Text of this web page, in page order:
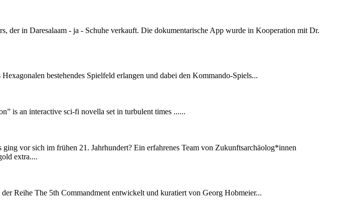
der in Daresalaam - ja - Schuhe verkauft. Die dokumentarische App wurde in Kooperation mit Dr.
bestehendes Spielfeld erlangen und dabei den Kommando-Spiels...
is an interactive sci-fi novella set in turbulent times ......
ging vor sich im frühen 21. Jahrhundert? Ein erfahrenes Team von Zukunftsarchäolog*innen
extra....
Reihe The 5th Commandment entwickelt und kuratiert von Georg Hobmeier...